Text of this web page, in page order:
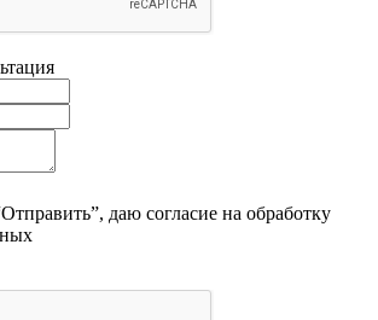
даю согласие на обработку